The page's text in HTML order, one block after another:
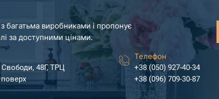
багатьма виробниками і пропонує
за доступними цінами.
48Г, ТРЦ
Телефон
+38 (050) 927-40-34
+38 (096) 709-30-87